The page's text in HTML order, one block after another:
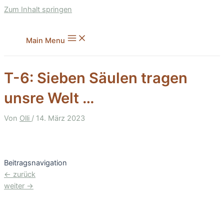
Zum Inhalt springen
Main Menu
T-6: Sieben Säulen tragen
unsre Welt …
Von Olli / 14. März 2023
Beitragsnavigation
← zurück
weiter →